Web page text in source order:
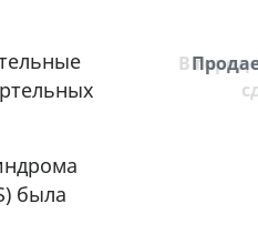
была
фастфуда Hask
571 30 57